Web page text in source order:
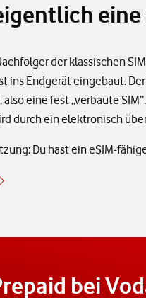
eine
der klassischen
ins Endgerät eingebaut.
also eine fest „verbaute
durch ein elektronisch
Du hast ein eSIM-
bei